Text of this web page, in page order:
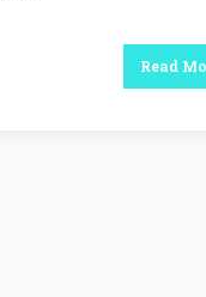
Read